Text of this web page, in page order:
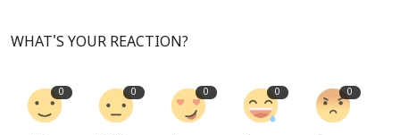
WHAT'S YOUR REACTION?
0 0 0 0 0